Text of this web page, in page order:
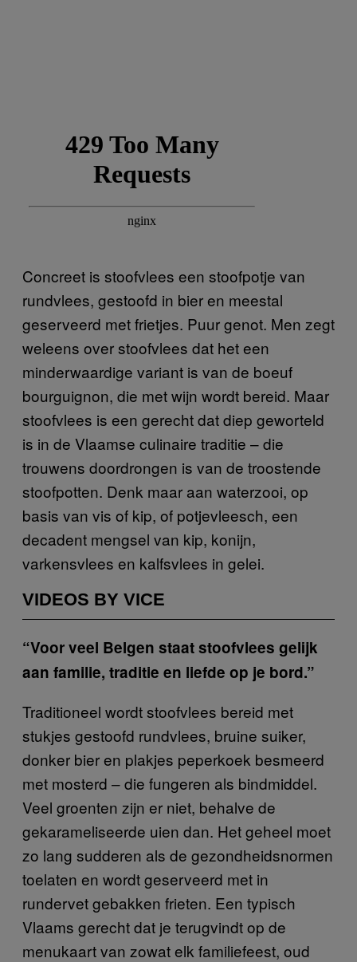
Concreet is stoofvlees een stoofpotje van
rundvlees, gestoofd in bier en meestal
geserveerd met frietjes. Puur genot. Men zegt
weleens over stoofvlees dat het een
minderwaardige variant is van de boeuf
bourguignon, die met wijn wordt bereid. Maar
stoofvlees is een gerecht dat diep geworteld
is in de Vlaamse culinaire traditie – die
trouwens doordrongen is van de troostende
stoofpotten. Denk maar aan waterzooi, op
basis van vis of kip, of potjevleesch, een
decadent mengsel van kip, konijn,
varkensvlees en kalfsvlees in gelei.
VIDEOS BY VICE
“Voor veel Belgen staat stoofvlees gelijk
aan familie, traditie en liefde op je bord.”
Traditioneel wordt stoofvlees bereid met
stukjes gestoofd rundvlees, bruine suiker,
donker bier en plakjes peperkoek besmeerd
met mosterd – die fungeren als bindmiddel.
Veel groenten zijn er niet, behalve de
gekarameliseerde uien dan. Het geheel moet
zo lang sudderen als de gezondheidsnormen
toelaten en wordt geserveerd met in
rundervet gebakken frieten. Een typisch
Vlaams gerecht dat je terugvindt op de
menukaart van zowat elk familiefeest, oud